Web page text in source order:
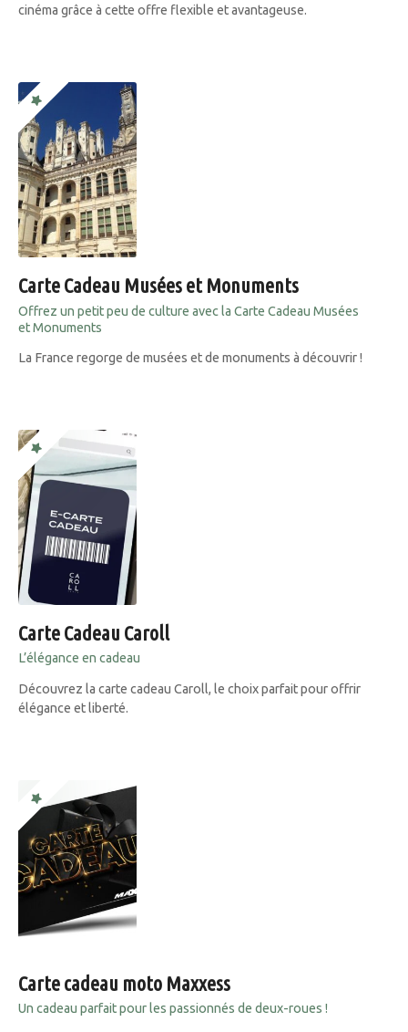
cinéma grâce à cette offre flexible et avantageuse.
Carte Cadeau Musées et Monuments
Offrez un petit peu de culture avec la Carte Cadeau Musées
et Monuments
La France regorge de musées et de monuments à découvrir !
Carte Cadeau Caroll
L’élégance en cadeau
Découvrez la carte cadeau Caroll, le choix parfait pour offrir
élégance et liberté.
Carte cadeau moto Maxxess
Un cadeau parfait pour les passionnés de deux-roues !